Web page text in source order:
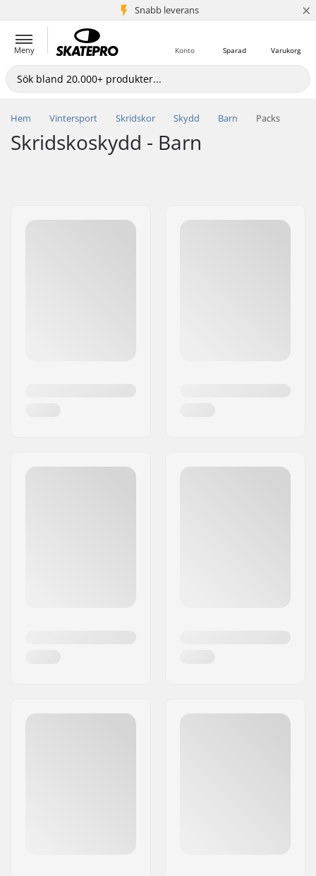
Snabb leverans
5+ milj. kunder ×
Meny Varukorg
Sparad
Konto
Hem Vintersport Skridskor Skydd Barn Packs
Skridskoskydd - Barn